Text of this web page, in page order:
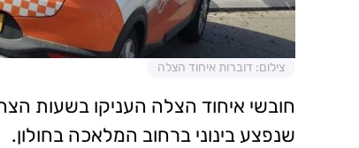
צילום: דוברות איחוד הצלה
שנפצע בינוני ברחוב המלאכה בחולון.